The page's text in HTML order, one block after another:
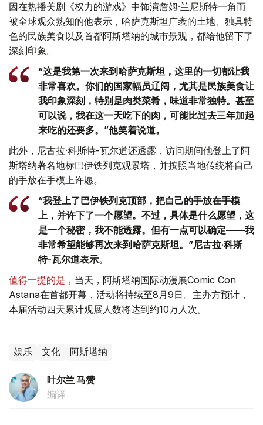
因在热播美剧《权力的游戏》中饰演詹姆·兰尼斯特一角而
被全球观众熟知的他表示，哈萨克斯坦广袤的土地、独具特
色的民族美食以及首都阿斯塔纳的城市景观，都给他留下了
深刻印象。
“这是我第一次来到哈萨克斯坦，这里的一切都让我
非常喜欢。你们的国家幅员辽阔，尤其是民族美食让
我印象深刻，特别是肉类菜肴，味道非常独特。甚至
可以说，我在这一天吃下的肉，可能比过去三年加起
来吃的还要多。”他笑着说道。
此外，尼古拉·科斯特-瓦尔道还透露，访问期间他登上了阿
斯塔纳著名地标巴伊铁列克观景塔，并按照当地传统将自己
的手放在手模上许愿。
“我登上了巴伊铁列克顶部，把自己的手放在手模
上，并许下了一个愿望。不过，具体是什么愿望，这
是一个秘密，我不能透露。但有一点可以确定——我
非常希望能够再次来到哈萨克斯坦。”尼古拉·科斯
特-瓦尔道表示。
值得一提的是 ，当天，阿斯塔纳国际动漫展Comic Con
Astana在首都开幕，活动将持续至8月9日。主办方预计，
本届活动四天累计观展人数将达到约10万人次。
娱乐 文化 阿斯塔纳
叶尔兰 马赞
编译